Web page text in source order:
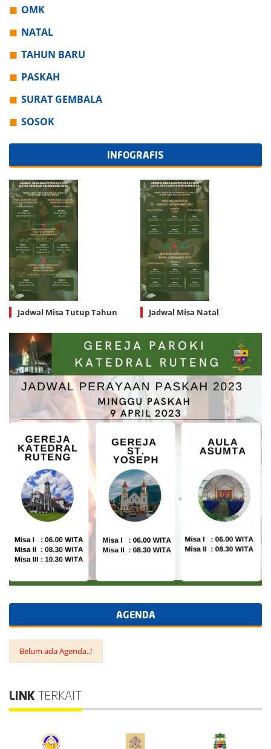
OMK
NATAL
TAHUN BARU
PASKAH
SURAT GEMBALA
SOSOK
INFOGRAFIS
Jadwal Misa Tutup Tahun Jadwal Misa Natal
AGENDA
Belum ada Agenda..!
LINK TERKAIT